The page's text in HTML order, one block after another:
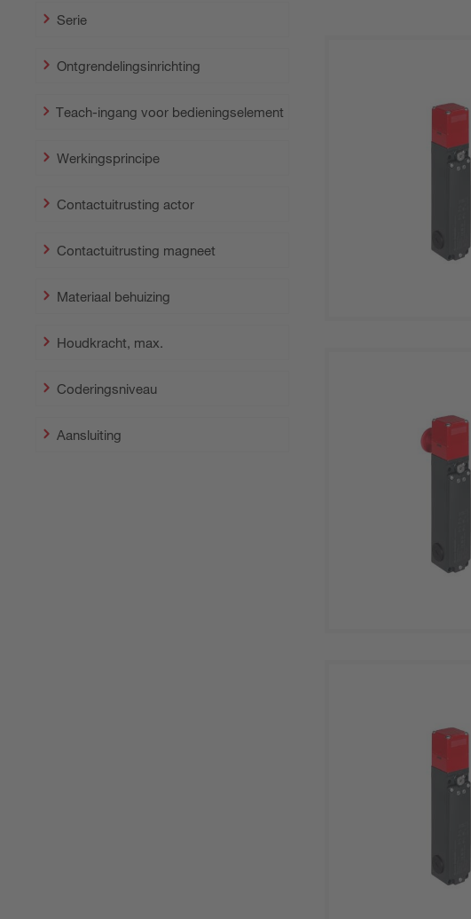
Serie
Ontgrendelingsinrichting
Teach-ingang voor bedieningselement
Werkingsprincipe
Contactuitrusting actor
Contactuitrusting magneet
Materiaal behuizing
Houdkracht, max.
Coderingsniveau
Aansluiting